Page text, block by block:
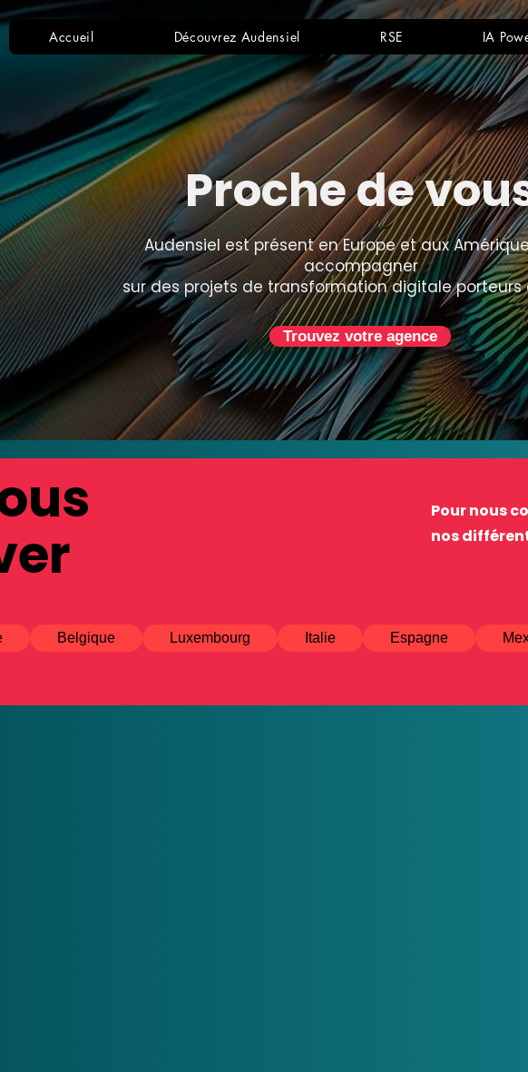
Accueil Découvrez Audensiel RSE IA
Proche de
Audensiel est présent en Europe et aux
accompagner
sur des projets de transformation digitale
Trouvez votre agence
Pour nous
nos
Belgique Luxembourg Italie Espagne